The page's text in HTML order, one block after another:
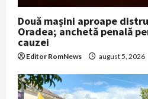
Două mașini aproape
Oradea; anchetă penală
cauzei
Editor RomNews august 5, 2026